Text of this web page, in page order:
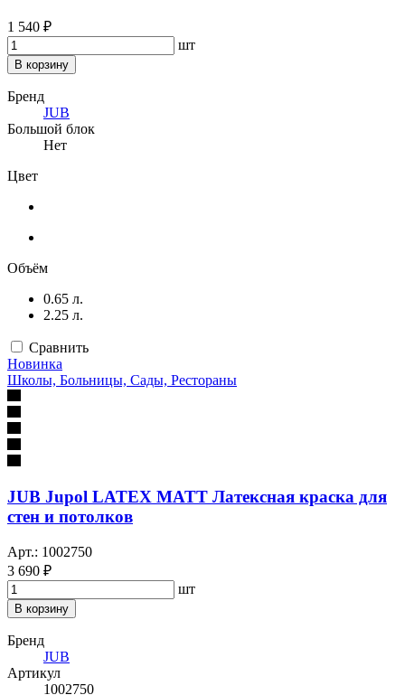
1 540 ₽
шт
В корзину
Бренд
JUB
Большой блок
Нет
Цвет
Объём
0.65 л.
2.25 л.
Сравнить
Новинка
Школы, Больницы, Сады, Рестораны
JUB Jupol LATEX MATT Латексная краска для
стен и потолков
Арт.: 1002750
3 690 ₽
шт
В корзину
Бренд
JUB
Артикул
1002750